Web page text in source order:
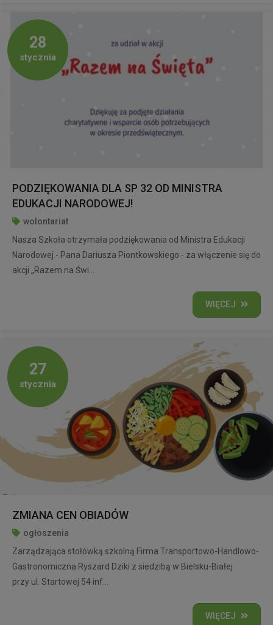
28
stycznia
PODZIĘKOWANIA DLA SP 32 OD MINISTRA
EDUKACJI NARODOWEJ!
wolontariat
Nasza Szkoła otrzymała podziękowania od Ministra Edukacji
Narodowej - Pana Dariusza Piontkowskiego - za włączenie się do
akcji „Razem na Świ...
WIĘCEJ
27
stycznia
ZMIANA CEN OBIADÓW
ogłoszenia
Zarządzająca stołówką szkolną Firma Transportowo-Handlowo-
Gastronomiczna Ryszard Dziki z siedzibą w Bielsku-Białej
przy ul. Startowej 54 inf...
WIĘCEJ